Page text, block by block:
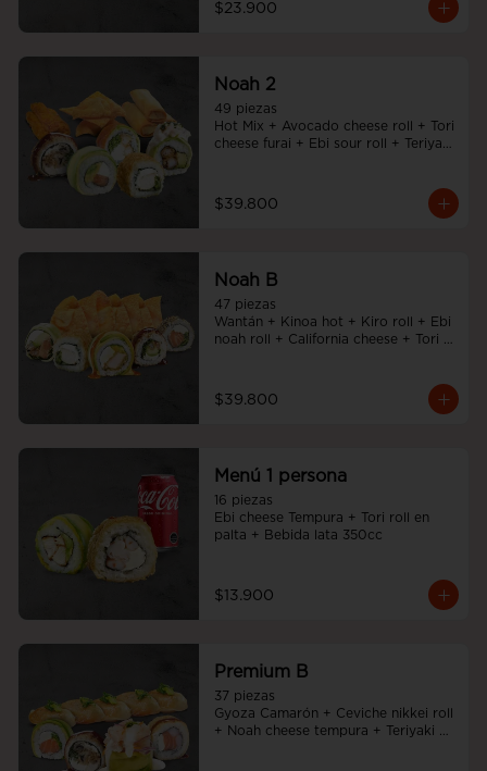
$23.900
Noah 2
49 piezas
Hot Mix + Avocado cheese roll + Tori
cheese furai + Ebi sour roll + Teriyaki
$39.800
Noah B
47 piezas
Wantán + Kinoa hot + Kiro roll + Ebi
noah roll + California cheese + Tori
$39.800
Menú 1 persona
16 piezas
Ebi cheese Tempura + Tori roll en
palta + Bebida lata 350cc
$13.900
Premium B
37 piezas
Gyoza Camarón + Ceviche nikkei roll
+ Noah cheese tempura + Teriyaki